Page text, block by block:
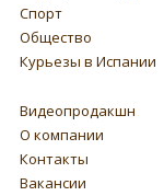
Спорт
Общество
Курьезы в Испании
Видеопродакшн
О компании
Контакты
Вакансии